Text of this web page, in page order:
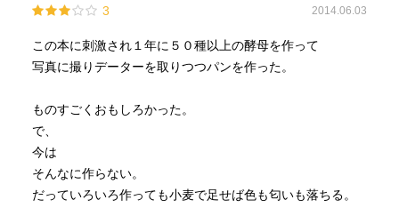
3 2014.06.03
この本に刺激され１年に５０種以上の酵母を作って
写真に撮りデーターを取りつつパンを作った。
ものすごくおもしろかった。
で、
今は
そんなに作らない。
だっていろいろ作っても小麦で足せば色も匂いも落ちる。